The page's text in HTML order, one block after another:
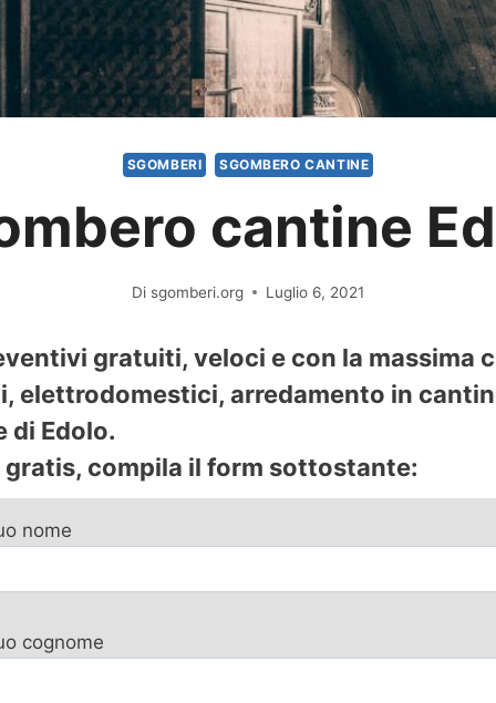
SGOMBERI SGOMBERO CANTINE
cantine
Di sgomberi.org Luglio 6, 2021
gratuiti, veloci e con la massima
elettrodomestici, arredamento in
di Edolo.
compila il form sottostante:
nome
cognome